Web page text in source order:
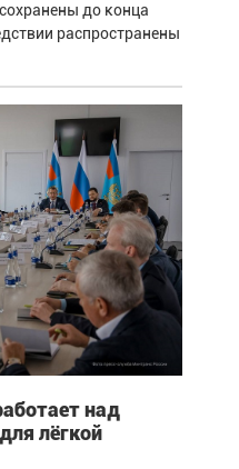
до конца
распространены
над
лёгкой